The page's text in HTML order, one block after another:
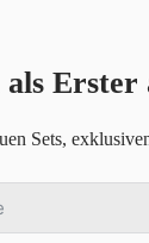
Sets,